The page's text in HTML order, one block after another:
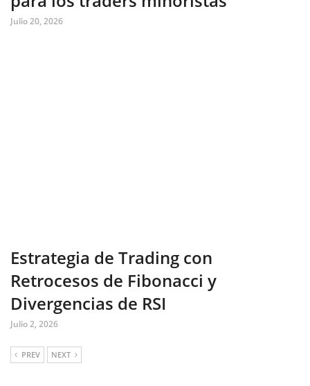
Julio 20, 2026
Estrategia de Trading con
Retrocesos de Fibonacci y
Divergencias de RSI
Julio 2, 2026
PREV NEXT